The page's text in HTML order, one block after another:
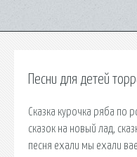
Песни для детей
Сказка курочка ряба по
сказок на новый лад,
песня ехали мы ехали